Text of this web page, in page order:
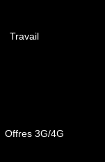
Travail
Offres 3G/4G